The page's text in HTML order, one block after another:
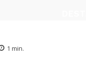
1 min.